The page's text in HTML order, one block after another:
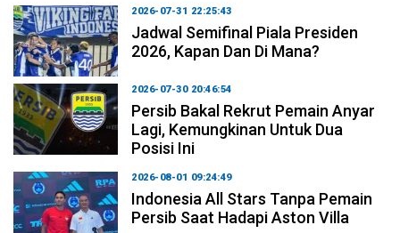
2026-07-31 22:25:43
Jadwal Semifinal Piala Presiden
2026, Kapan Dan Di Mana?
2026-07-30 20:46:54
Persib Bakal Rekrut Pemain Anyar
Lagi, Kemungkinan Untuk Dua
Posisi Ini
2026-08-01 09:24:49
Indonesia All Stars Tanpa Pemain
Persib Saat Hadapi Aston Villa